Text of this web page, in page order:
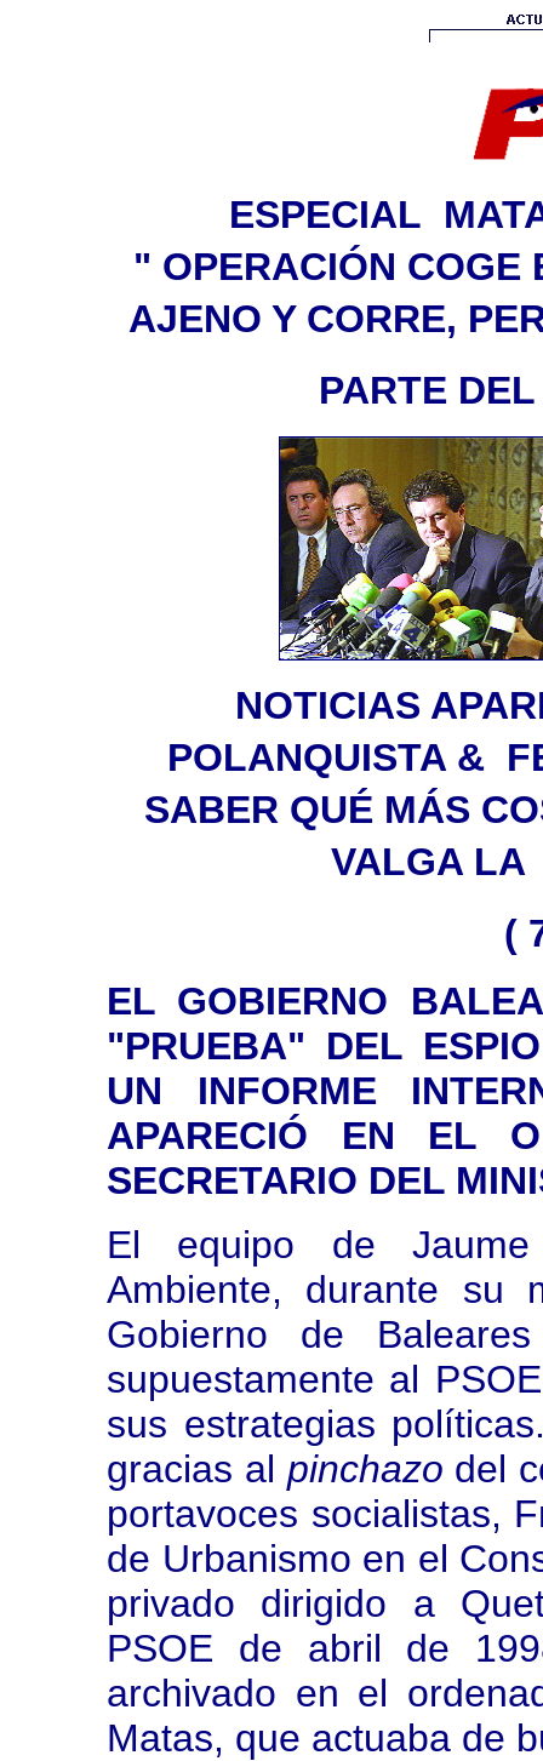
ESPECIAL
" OPERACIÓN COGE
AJENO Y CORRE,
PARTE
NOTICIAS
POLANQUISTA &
SABER QUÉ MÁS
VALGA LA
(
EL GOBIERNO
"PRUEBA" DEL
UN INFORME
APARECIÓ EN EL
SECRETARIO DEL
El equipo de
Ambiente, durante su
Gobierno de
supuestamente al
sus estrategias
gracias al pinchazo del
portavoces socialistas,
de Urbanismo en el
privado dirigido a
PSOE de abril de
archivado en el
Matas, que actuaba de